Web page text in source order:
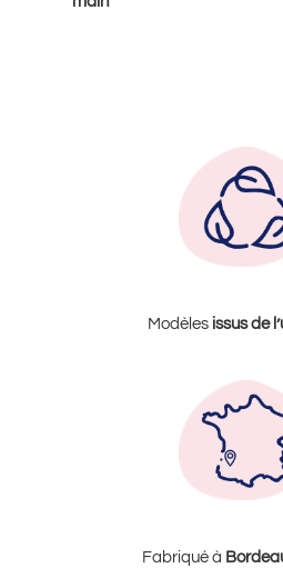
Modèles issus de
Fabriqué à